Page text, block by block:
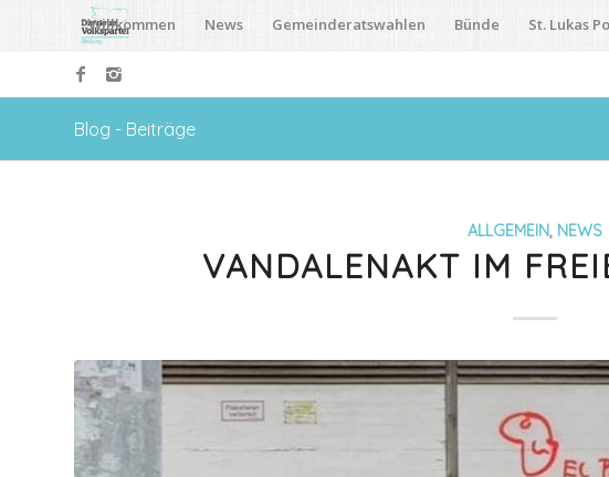
Willkommen News Gemeinderatswahlen Bünde St. Lukas
Blog - Beiträge
ALLGEMEIN, NEWS
VANDALENAKT IM